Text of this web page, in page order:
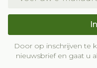
Door op inschrijven te
nieuwsbrief en gaat u